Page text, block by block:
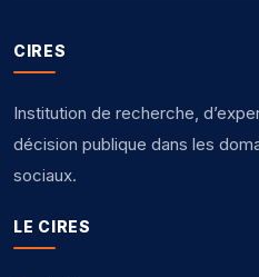
CIRES
Institution de recherche,
décision publique dans les
sociaux.
LE CIRES